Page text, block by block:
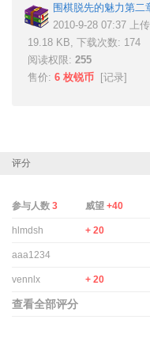
围棋脱先的魅力第二
2010-9-28 07:37 上传
19.18 KB, 下载次数: 174
阅读权限: 255
售价: 6 枚锐币 [记录]
评分
参与人数 3 威望 +40
hlmdsh + 20
aaa1234
vennlx + 20
查看全部评分